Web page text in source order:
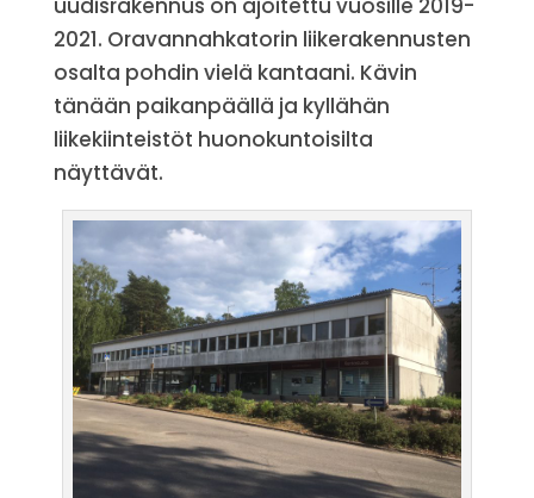
uudisrakennus on ajoitettu vuosille 2019-
2021. Oravannahkatorin liikerakennusten
osalta pohdin vielä kantaani. Kävin
tänään paikanpäällä ja kyllähän
liikekiinteistöt huonokuntoisilta
näyttävät.